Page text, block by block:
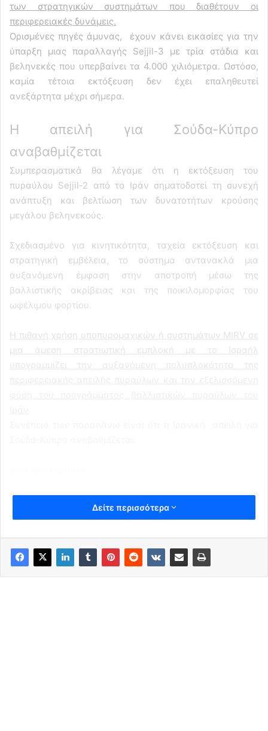
των στρατηγικών συστημάτων που διαθέτουν οι
περιφερειακές δυνάμεις.
Ορισμένες πηγές άμυνας, έχουν κάνει εικασίες για την
ύπαρξη μιας παραλλαγής Sejjil-3 με τρία στάδια και
βεληνεκές που υπερβαίνει τα 4.000 χιλιόμετρα. Ωστόσο,
καμία τέτοια εκτόξευση δεν έχει επαληθευτεί
ανεξάρτητα μέχρι σήμερα.
Η απειλή για Σούδα-Κύπρο
αναβαθμίζεται
Συμπερασματικά θα λέγαμε ότι η εκτόξευση του
πυραύλου Sejjil-2 από το Ιράν σηματοδοτεί τη συνεχή
ανάπτυξη και βελτίωση των δυνατοτήτων κρούσης
μεγάλου βεληνεκούς.
Σχεδιασμένο για κινητικότητα, ταχεία εκτόξευση και
στρατηγική εμβέλεια, το σύστημα αντανακλά μια
αυξανόμενη έμφαση στην αποτροπή μέσω της
βαλλιστικής ακρίβειας και της ποικιλομορφίας του
ωφέλιμου φορτίου.
Η πιθανή χρήση υποπυρομαχικών ή συστημάτων MIRV σε
μια άμεση στρατιωτική εμπλοκή με το Ισραήλ
υπογραμμίζει την αυξανόμενη πολυπλοκότητα της
Δείτε περισσότερα